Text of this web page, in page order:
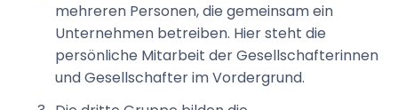
mehreren Personen, die gemeinsam ein
Unternehmen betreiben. Hier steht die
persönliche Mitarbeit der Gesellschafterinnen
und Gesellschafter im Vordergrund.